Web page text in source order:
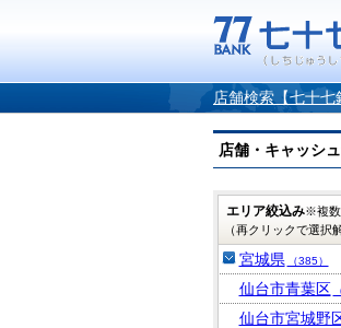
店舗検索【七十七
店舗・キャッシ
エリア絞込み※複数
（再クリックで選択
宮城県 （385）
仙台市青葉区
仙台市宮城野